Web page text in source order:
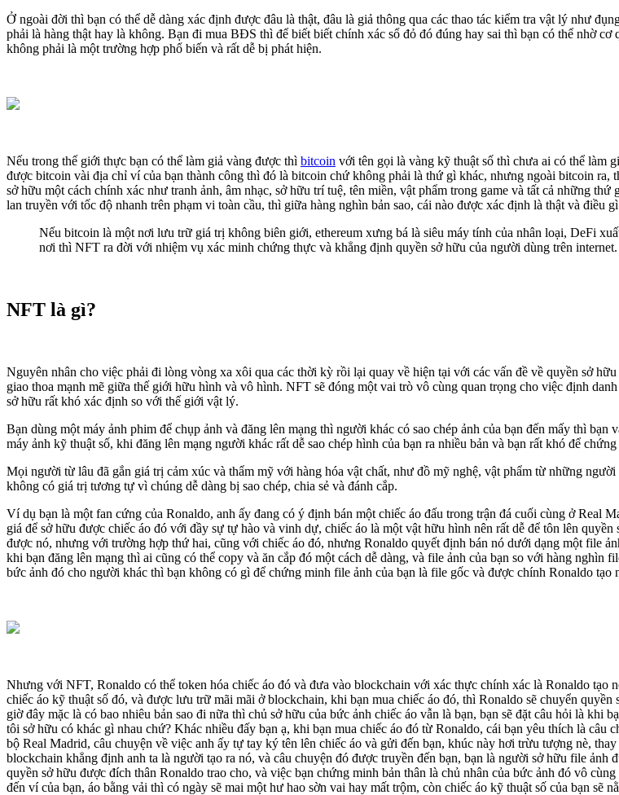
Ở ngoài đời thì bạn có thể dễ dàng xác định được đâu là thật, đâu là giả thông qua các thao tác kiểm tra vật lý như
phải là hàng thật hay là không. Bạn đi mua BĐS thì để biết biết chính xác sổ đỏ đó đúng hay sai thì bạn có thể nhờ
không phải là một trường hợp phổ biến và rất dễ bị phát hiện.
Nếu trong thế giới thực bạn có thể làm giả vàng được thì bitcoin với tên gọi là vàng kỹ thuật số thì chưa ai có thể làm
được bitcoin vài địa chỉ ví của bạn thành công thì đó là bitcoin chứ không phải là thứ gì khác, nhưng ngoài bitcoin
sở hữu một cách chính xác như tranh ảnh, âm nhạc, sở hữu trí tuệ, tên miền, vật phẩm trong game và tất cả những
lan truyền với tốc độ nhanh trên phạm vi toàn cầu, thì giữa hàng nghìn bản sao, cái nào được xác định là thật và điều
Nếu bitcoin là một nơi lưu trữ giá trị không biên giới, ethereum xưng bá là siêu máy tính của nhân loại, DeFi
nơi thì NFT ra đời với nhiệm vụ xác minh chứng thực và khẳng định quyền sở hữu của người dùng trên internet.
NFT là gì?
Nguyên nhân cho việc phải đi lòng vòng xa xôi qua các thời kỳ rồi lại quay về hiện tại với các vấn đề về quyền sở
giao thoa mạnh mẽ giữa thế giới hữu hình và vô hình. NFT sẽ đóng một vai trò vô cùng quan trọng cho việc định
sở hữu rất khó xác định so với thế giới vật lý.
Bạn dùng một máy ảnh phim để chụp ảnh và đăng lên mạng thì người khác có sao chép ảnh của bạn đến mấy thì
máy ảnh kỹ thuật số, khi đăng lên mạng người khác rất dễ sao chép hình của bạn ra nhiều bản và bạn rất khó để
Mọi người từ lâu đã gắn giá trị cảm xúc và thẩm mỹ với hàng hóa vật chất, như đồ mỹ nghệ, vật phẩm từ những
không có giá trị tương tự vì chúng dễ dàng bị sao chép, chia sẻ và đánh cắp.
Ví dụ bạn là một fan cứng của Ronaldo, anh ấy đang có ý định bán một chiếc áo đấu trong trận đá cuối cùng ở Real
giá để sở hữu được chiếc áo đó với đầy sự tự hào và vinh dự, chiếc áo là một vật hữu hình nên rất dễ để tôn lên
được nó, nhưng với trường hợp thứ hai, cũng với chiếc áo đó, nhưng Ronaldo quyết định bán nó dưới dạng một file
khi bạn đăng lên mạng thì ai cũng có thể copy và ăn cắp đó một cách dễ dàng, và file ảnh của bạn so với hàng nghìn
bức ảnh đó cho người khác thì bạn không có gì để chứng minh file ảnh của bạn là file gốc và được chính Ronaldo tạo
Nhưng với NFT, Ronaldo có thể token hóa chiếc áo đó và đưa vào blockchain với xác thực chính xác là Ronaldo tạo
chiếc áo kỹ thuật số đó, và được lưu trữ mãi mãi ở blockchain, khi bạn mua chiếc áo đó, thì Ronaldo sẽ chuyển
giờ đây mặc là có bao nhiêu bản sao đi nữa thì chủ sở hữu của bức ảnh chiếc áo vẫn là bạn, bạn sẽ đặt câu hỏi là
tôi sở hữu có khác gì nhau chứ? Khác nhiều đấy bạn ạ, khi bạn mua chiếc áo đó từ Ronaldo, cái bạn yêu thích là câu
bộ Real Madrid, câu chuyện về việc anh ấy tự tay ký tên lên chiếc áo và gửi đến bạn, khúc này hơi trừu tượng nè,
blockchain khẳng định anh ta là người tạo ra nó, và câu chuyện đó được truyền đến bạn, bạn là người sở hữu file
quyền sở hữu được đích thân Ronaldo trao cho, và việc bạn chứng minh bản thân là chủ nhân của bức ảnh đó vô
đến ví của bạn, áo bằng vải thì có ngày sẽ mai một hư hao sờn vai hay mất trộm, còn chiếc áo kỹ thuật số của bạn sẽ